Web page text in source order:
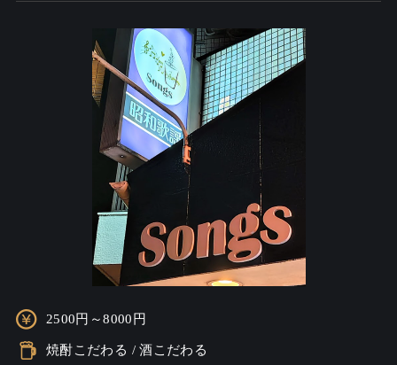
2500円～8000円
焼酎こだわる / 酒こだわる